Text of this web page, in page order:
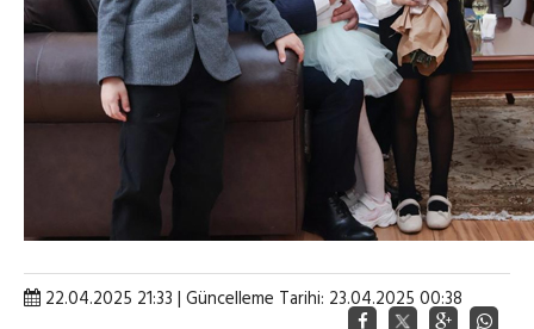
22.04.2025 21:33 | Güncelleme Tarihi: 23.04.2025 00:38